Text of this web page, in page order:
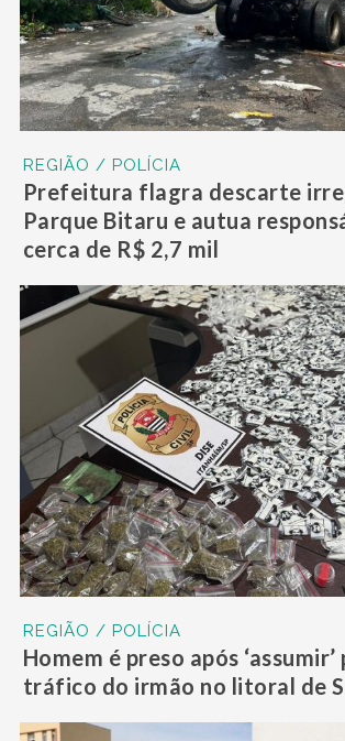
REGIÃO / POLÍCIA
Prefeitura flagra descarte
Parque Bitaru e autua
cerca de R$ 2,7 mil
REGIÃO / POLÍCIA
Homem é preso após
tráfico do irmão no litoral de